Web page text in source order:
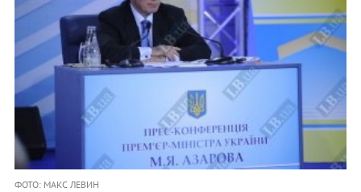
ФОТО: МАКС ЛЕВИН